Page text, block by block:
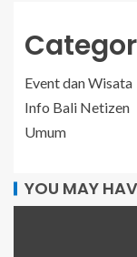
Event dan Wisata
Info Bali Netizen
Umum
YOU MAY